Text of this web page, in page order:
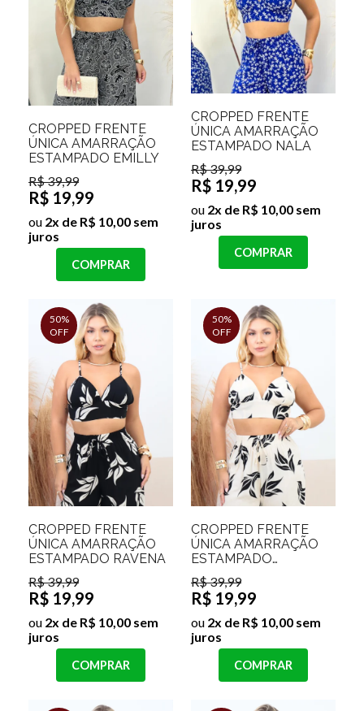
CROPPED FRENTE
ÚNICA AMARRAÇÃO
ESTAMPADO EMILLY
R$ 39,99
R$ 19,99
ou 2x de R$ 10,00 sem
juros
COMPRAR
CROPPED FRENTE
ÚNICA AMARRAÇÃO
ESTAMPADO NALA
R$ 39,99
R$ 19,99
ou 2x de R$ 10,00 sem
juros
COMPRAR
50%
OFF
CROPPED FRENTE
ÚNICA AMARRAÇÃO
ESTAMPADO RAVENA
R$ 39,99
R$ 19,99
ou 2x de R$ 10,00 sem
juros
COMPRAR
50%
OFF
CROPPED FRENTE
ÚNICA AMARRAÇÃO
ESTAMPADO
THATIELE
R$ 39,99
R$ 19,99
ou 2x de R$ 10,00 sem
juros
COMPRAR